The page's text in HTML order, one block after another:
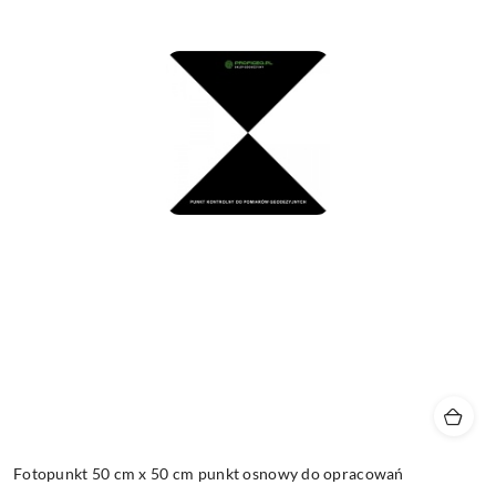
Fotopunkt 50 cm x 50 cm punkt osnowy do opracowań